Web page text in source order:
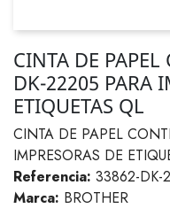
CINTA DE
DK-22205 PARA
ETIQUETAS QL
CINTA DE PAPEL
IMPRESORAS DE
Referencia: 33862-DK-
Marca: BROTHER